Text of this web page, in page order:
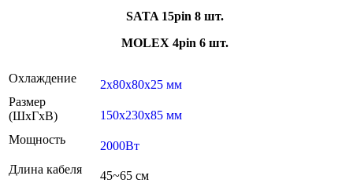
SATA 15pin 8 шт.
MOLEX 4pin 6 шт.
Охлаждение
2x80x80x25 мм
Размер
(ШxГxВ)
150x230x85 мм
Мощность
2000Вт
Длина кабеля
45~65 см